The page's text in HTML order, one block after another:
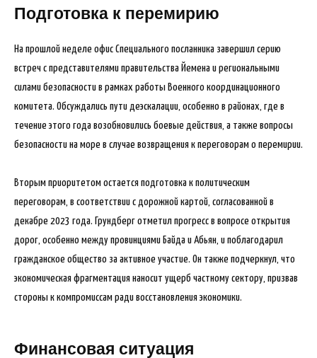
Подготовка к перемирию
На прошлой неделе офис Специального посланника завершил серию
встреч с представителями правительства Йемена и региональными
силами безопасности в рамках работы Военного координационного
комитета. Обсуждались пути деэскалации, особенно в районах, где в
течение этого года возобновились боевые действия, а также вопросы
безопасности на море в случае возвращения к переговорам о перемирии.
Вторым приоритетом остается подготовка к политическим
переговорам, в соответствии с дорожной картой, согласованной в
декабре 2023 года. Грундберг отметил прогресс в вопросе открытия
дорог, особенно между провинциями Байда и Абьян, и поблагодарил
гражданское общество за активное участие. Он также подчеркнул, что
экономическая фрагментация наносит ущерб частному сектору, призвав
стороны к компромиссам ради восстановления экономики.
Финансовая ситуация